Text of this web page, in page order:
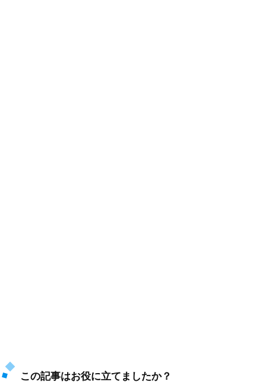
この記事はお役に立てましたか？